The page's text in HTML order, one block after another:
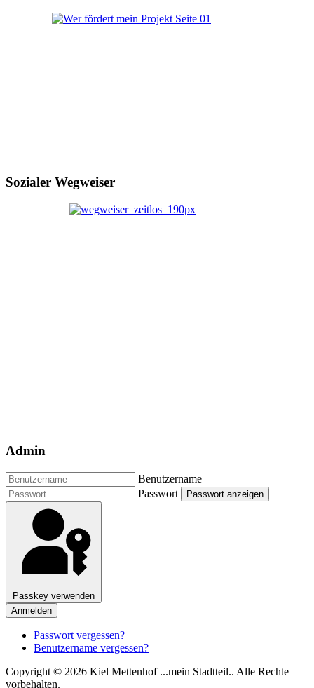
Sozialer Wegweiser
Admin
Benutzername
Passwort
Passwort anzeigen
Passkey verwenden
Anmelden
Passwort vergessen?
Benutzername vergessen?
Copyright © 2026 Kiel Mettenhof ...mein Stadtteil.. Alle Rechte
vorbehalten.